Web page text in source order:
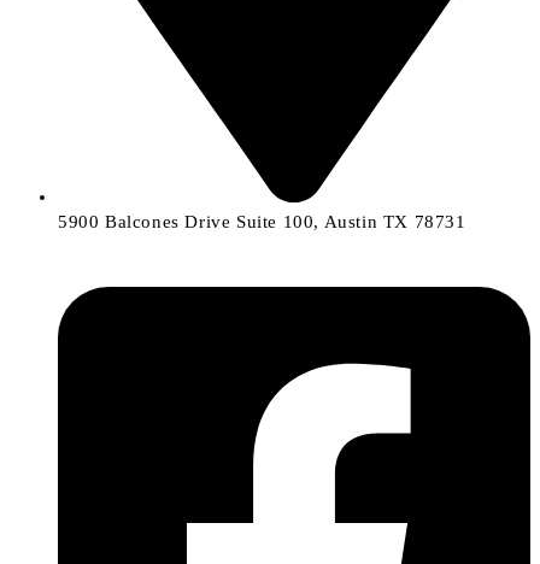
5900 Balcones Drive Suite 100, Austin TX 78731